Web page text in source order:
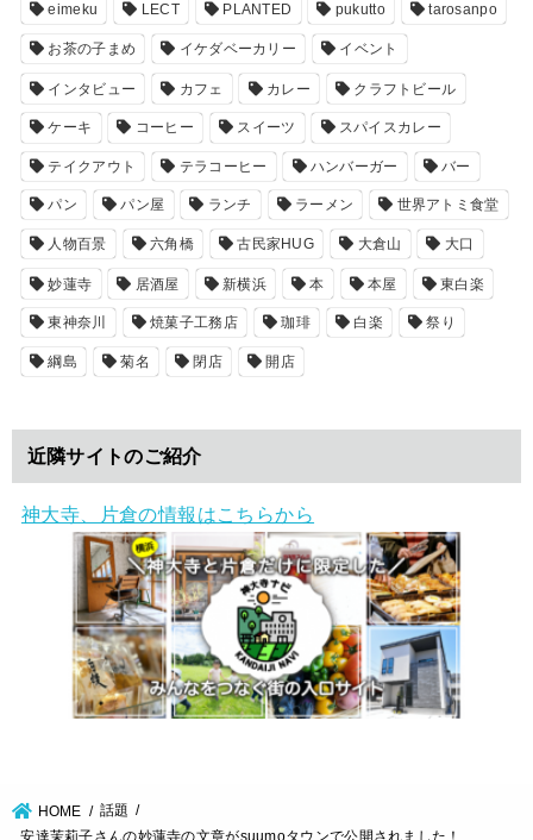
eimeku LECT PLANTED pukutto tarosanpo
お茶の子まめ イケダベーカリー イベント
インタビュー カフェ カレー クラフトビール
ケーキ コーヒー スイーツ スパイスカレー
テイクアウト テラコーヒー ハンバーガー バー
パン パン屋 ランチ ラーメン 世界アトミ食堂
人物百景 六角橋 古民家HUG 大倉山 大口
妙蓮寺 居酒屋 新横浜 本 本屋 東白楽
東神奈川 焼菓子工務店 珈琲 白楽 祭り
綱島 菊名 閉店 開店
近隣サイトのご紹介
神大寺、片倉の情報はこちらから
HOME
話題
安達茉莉子さんの妙蓮寺の文章がsuumoタウンで公開されました！